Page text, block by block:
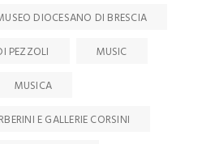
DIOCESANO DI BRESCIA
PEZZOLI
MUSIC
MUSICA
E GALLERIE CORSINI